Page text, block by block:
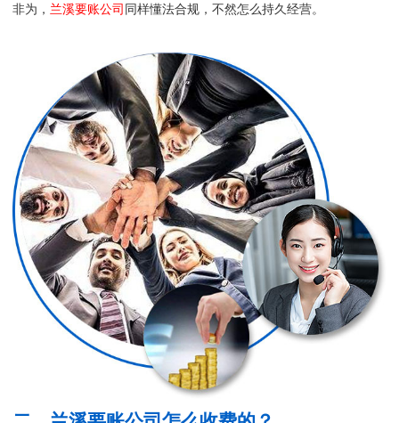
非为， 兰溪要账公司 同样懂法合规，不然怎么持久经营。